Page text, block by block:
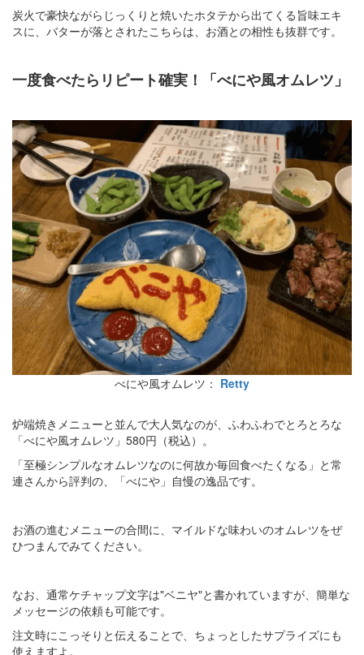
炭火で豪快ながらじっくりと焼いたホタテから出てくる旨味エキ
スに、バターが落とされたこちらは、お酒との相性も抜群です。
一度食べたらリピート確実！「べにや風オムレツ」
べにや風オムレツ： Retty
炉端焼きメニューと並んで大人気なのが、ふわふわでとろとろな
「べにや風オムレツ」580円（税込）。
「至極シンプルなオムレツなのに何故か毎回食べたくなる」と常
連さんから評判の、「べにや」自慢の逸品です。
お酒の進むメニューの合間に、マイルドな味わいのオムレツをぜ
ひつまんでみてください。
なお、通常ケチャップ文字は"ベニヤ"と書かれていますが、簡単な
メッセージの依頼も可能です。
注文時にこっそりと伝えることで、ちょっとしたサプライズにも
使えますよ。